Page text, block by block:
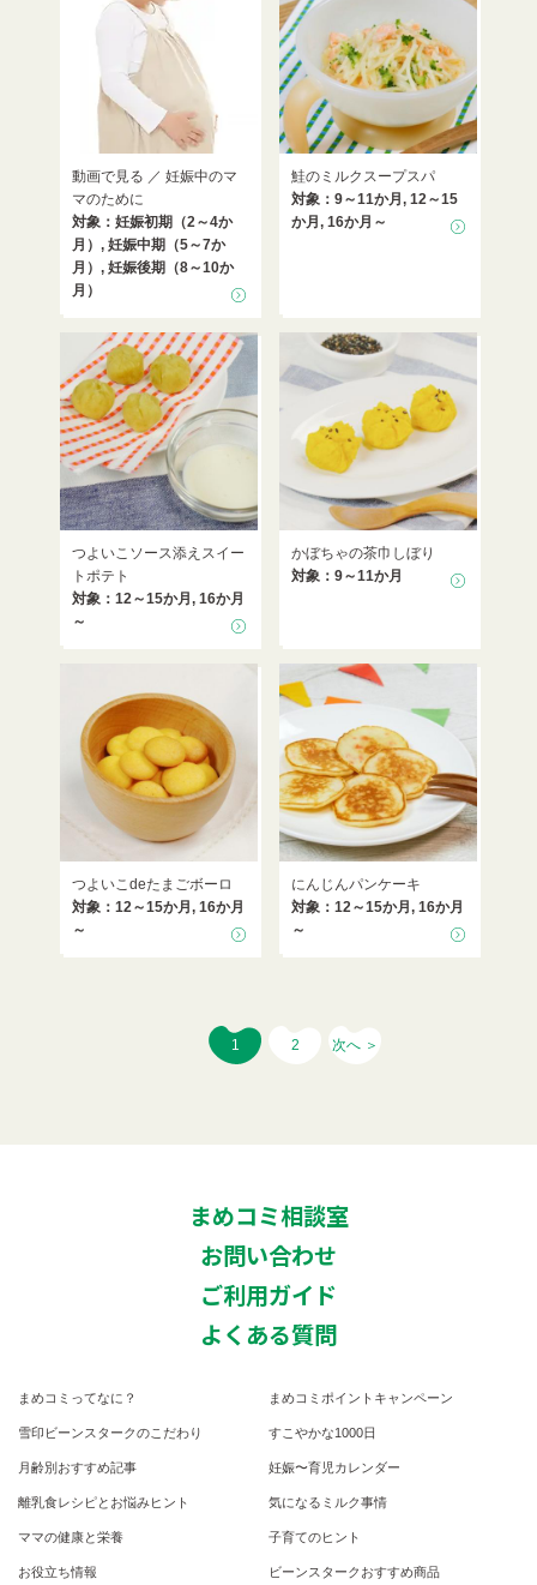
動画で見る ／ 妊娠中のマ
マのために
対象：妊娠初期（2～4か
月）, 妊娠中期（5～7か
月）, 妊娠後期（8～10か
月）
鮭のミルクスープスパ
対象：9～11か月, 12～15
か月, 16か月～
つよいこソース添えスイー
トポテト
対象：12～15か月, 16か月
～
かぼちゃの茶巾しぼり
対象：9～11か月
つよいこdeたまごボーロ
対象：12～15か月, 16か月
～
にんじんパンケーキ
対象：12～15か月, 16か月
～
1 2 次へ ＞
まめコミ相談室
お問い合わせ
ご利用ガイド
よくある質問
まめコミってなに？ まめコミポイントキャンペーン
雪印ビーンスタークのこだわり すこやかな1000日
月齢別おすすめ記事 妊娠〜育児カレンダー
離乳食レシピとお悩みヒント 気になるミルク事情
ママの健康と栄養 子育てのヒント
お役立ち情報 ビーンスタークおすすめ商品